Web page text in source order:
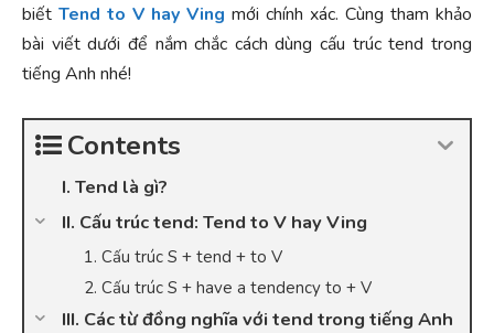
biết Tend to V hay Ving mới chính xác. Cùng tham khảo
bài viết dưới để nắm chắc cách dùng cấu trúc tend trong
tiếng Anh nhé!
Contents
I. Tend là gì?
II. Cấu trúc tend: Tend to V hay Ving
1. Cấu trúc S + tend + to V
2. Cấu trúc S + have a tendency to + V
III. Các từ đồng nghĩa với tend trong tiếng Anh